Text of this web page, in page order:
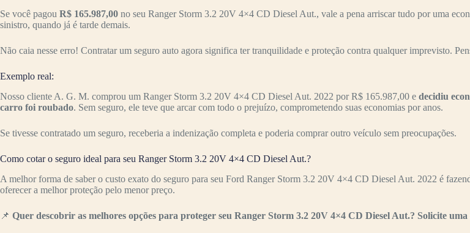
Se você pagou R$ 165.987,00 no seu Ranger Storm 3.2 20V 4×4 CD Diesel Aut., vale a pena arriscar tudo por uma
sinistro, quando já é tarde demais.
Não caia nesse erro! Contratar um seguro auto agora significa ter tranquilidade e proteção contra qualquer imprevisto.
Exemplo real:
Nosso cliente A. G. M. comprou um Ranger Storm 3.2 20V 4×4 CD Diesel Aut. 2022 por R$ 165.987,00 e decidiu
carro foi roubado. Sem seguro, ele teve que arcar com todo o prejuízo, comprometendo suas economias por anos.
Se tivesse contratado um seguro, receberia a indenização completa e poderia comprar outro veículo sem preocupações.
Como cotar o seguro ideal para seu Ranger Storm 3.2 20V 4×4 CD Diesel Aut.?
A melhor forma de saber o custo exato do seguro para seu Ford Ranger Storm 3.2 20V 4×4 CD Diesel Aut. 2022 é
oferecer a melhor proteção pelo menor preço.
📌 Quer descobrir as melhores opções para proteger seu Ranger Storm 3.2 20V 4×4 CD Diesel Aut.? Solicite uma